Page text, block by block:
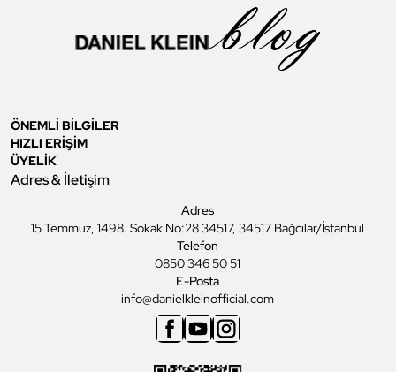
ÖNEMLİ BİLGİLER
HIZLI ERİŞİM
ÜYELİK
Adres & İletişim
Adres
15 Temmuz, 1498. Sokak No:28 34517, 34517 Bağcılar/İstanbul
Telefon
0850 346 50 51
E-Posta
info@danielkleinofficial.com
Facebook
YoutubeInstagram